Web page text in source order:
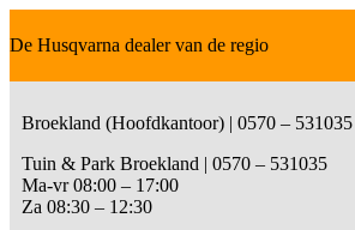
De Husqvarna dealer van de regio
Broekland (Hoofdkantoor) | 0570 – 531035
Tuin & Park Broekland | 0570 – 531035
Ma-vr 08:00 – 17:00
Za 08:30 – 12:30